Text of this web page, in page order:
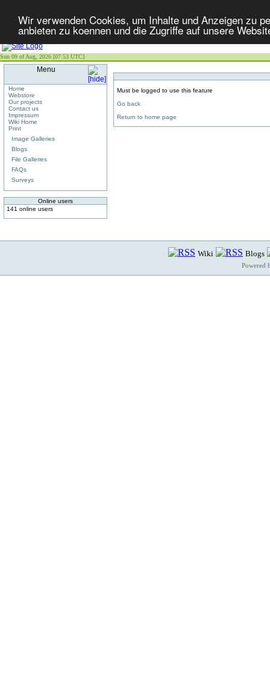
Wir verwenden Cookies, um Inhalte und Anzeigen zu
anbieten zu koennen und die Zugriffe auf unsere
Sun 09 of Aug, 2026 [07:53 UTC]
Menu
Home
Webstore
Our projects
Contact us
Impressum
Wiki Home
Print
Image Galleries
Blogs
File Galleries
FAQs
Surveys
Online users
141 online users
Must be logged to use this feature
Go back
Return to home page
Wiki Blogs
Powered